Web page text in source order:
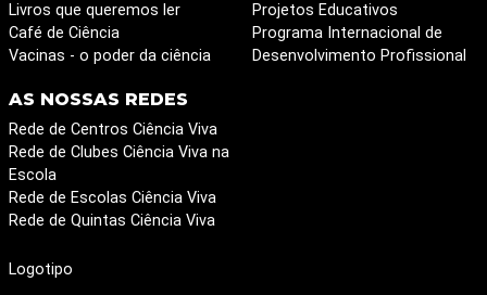
Livros que queremos ler
Café de Ciência
Vacinas - o poder da ciência
Projetos Educativos
Programa Internacional de
Desenvolvimento Profissional
AS NOSSAS REDES
Rede de Centros Ciência Viva
Rede de Clubes Ciência Viva na
Escola
Rede de Escolas Ciência Viva
Rede de Quintas Ciência Viva
Logotipo